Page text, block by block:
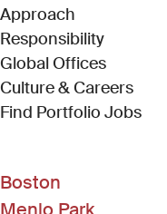
Approach
Responsibility
Global Offices
Culture & Careers
Find Portfolio Jobs
Boston